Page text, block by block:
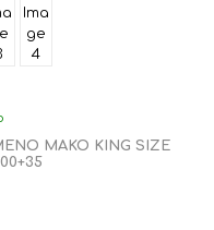
ΜΑΚΟ KING SIZE